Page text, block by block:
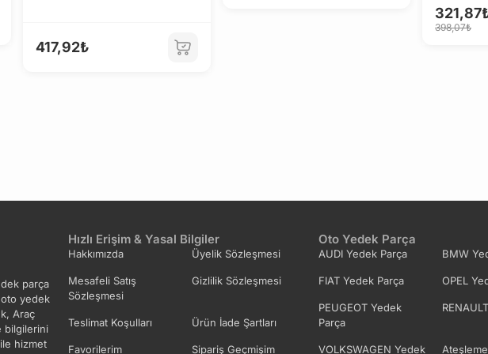
417,92₺
398,07₺
parça
yedek
Araç
bilgilerini
hizmet
Hızlı Erişim & Yasal Bilgiler
Hakkımızda Üyelik Sözleşmesi
Mesafeli Satış
Sözleşmesi
Gizlilik Sözleşmesi
Teslimat Koşulları Ürün İade Şartları
Favorilerim Sipariş Geçmişim
Oto Yedek Parça
AUDI Yedek Parça BMW
FIAT Yedek Parça OPEL
PEUGEOT Yedek
Parça
VOLKSWAGEN Yedek